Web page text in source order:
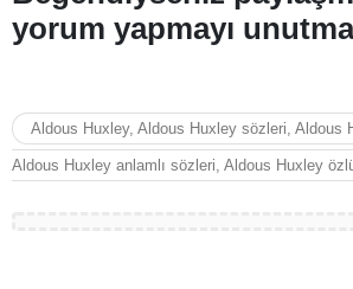
yorum yapmayı
Aldous Huxley, Aldous Huxley sözleri, Aldous
Aldous Huxley anlamlı sözleri, Aldous Huxley